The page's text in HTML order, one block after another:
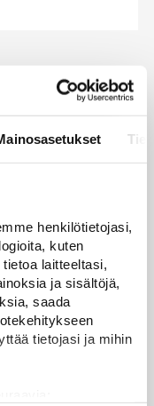
henkilötietojasi,
kuten
laitteeltasi,
ja sisältöjä,
saada
tietojasi ja mihin
aiheutuneiden
dollaria